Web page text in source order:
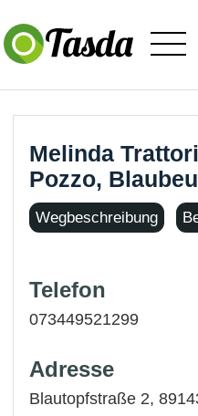
Melinda
Pozzo,
Wegbeschreibung
Telefon
073449521299
Adresse
Blautopfstraße 2,